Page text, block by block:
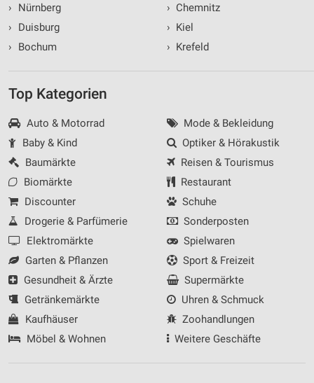
›
Nürnberg
›
Duisburg
›
Bochum
› Chemnitz
› Kiel
› Krefeld
Top Kategorien
Auto & Motorrad
Baby & Kind
Baumärkte
Biomärkte
Discounter
Drogerie & Parfümerie
Elektromärkte
Garten & Pflanzen
Gesundheit & Ärzte
Getränkemärkte
Kaufhäuser
Möbel & Wohnen
Mode & Bekleidung
Optiker & Hörakustik
Reisen & Tourismus
Restaurant
Schuhe
Sonderposten
Spielwaren
Sport & Freizeit
Supermärkte
Uhren & Schmuck
Zoohandlungen
Weitere Geschäfte